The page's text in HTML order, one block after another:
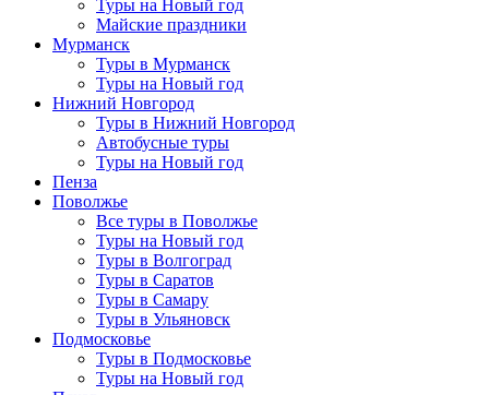
Туры на Новый год
Майские праздники
Мурманск
Туры в Мурманск
Туры на Новый год
Нижний Новгород
Туры в Нижний Новгород
Автобусные туры
Туры на Новый год
Пенза
Поволжье
Все туры в Поволжье
Туры на Новый год
Туры в Волгоград
Туры в Саратов
Туры в Самару
Туры в Ульяновск
Подмосковье
Туры в Подмосковье
Туры на Новый год